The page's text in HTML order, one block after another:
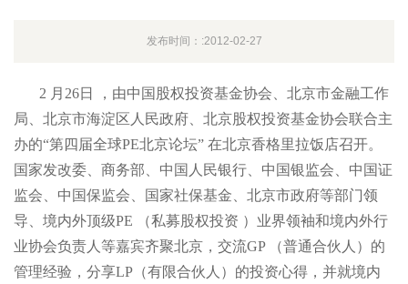
发布时间：:2012-02-27
2 月 26日
，由中国股权投资基金协会、北京市金融工作
局、北京市海淀区人民政府、北京股权投资基金协会联合主
办的“第四届全球PE北京论坛” 在北京香格里拉饭店召开。
国家发改委、商务部、中国人民银行、中国银监会、中国证
监会、中国保监会、国家社保基金、北京市政府等部门领
导、境内外顶级PE （私募股权投资 ）业界领袖和境内外行
业协会负责人等嘉宾齐聚北京，交流GP （普通合伙人）的
管理经验，分享LP（有限合伙人）的投资心得，并就境内